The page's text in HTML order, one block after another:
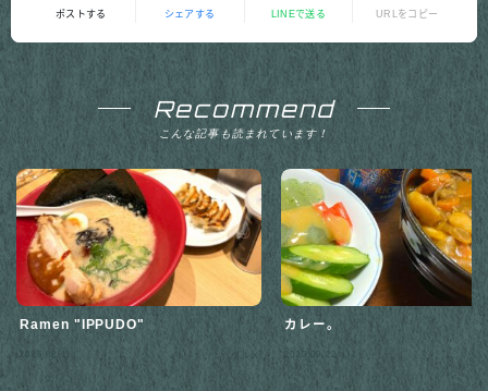
Follow Me
ポストする シェアする LINEで送る URLをコピー
Recommend
こんな記事も読まれています！
Ramen "IPPUDO"
グルメ
カレー。
2023.09.22